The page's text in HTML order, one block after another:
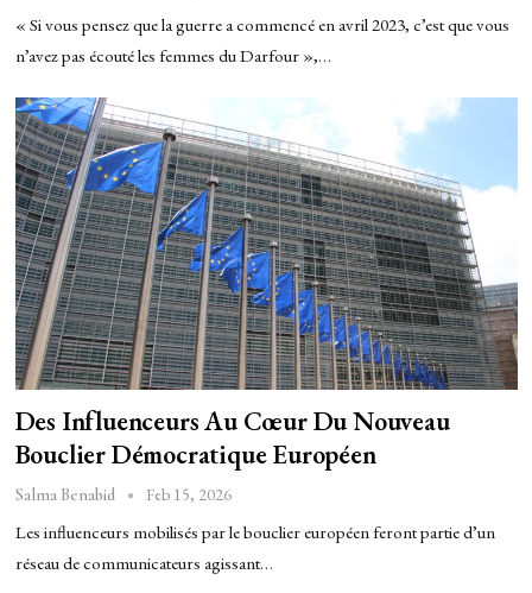
« Si vous pensez que la guerre a commencé en avril 2023, c’est que vous
n’avez pas écouté les femmes du Darfour »,…
Des Influenceurs Au Cœur Du Nouveau
Bouclier Démocratique Européen
Salma Benabid Feb 15, 2026
Les influenceurs mobilisés par le bouclier européen feront partie d’un
réseau de communicateurs agissant…